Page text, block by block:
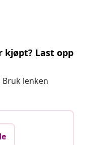
Last opp
lenken